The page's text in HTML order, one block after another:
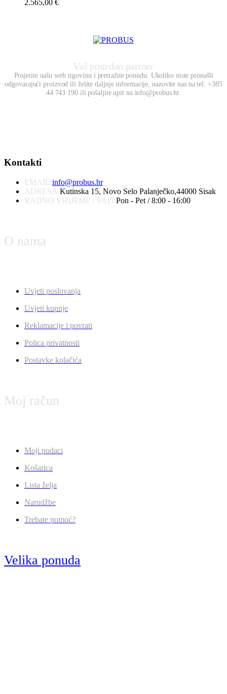
2.565,00 €
Vaš pouzdan partner
Posjetite našu web trgovinu i pretražite ponudu. Ukoliko niste pronašli
odgovarajući proizvod ili želite daljnje informacije, nazovite nas na tel. +385
44 743 190 ili pošaljite upit na info@probus.hr.
Kontakti
EMAIL:info@probus.hr
ADRESA:Kutinska 15, Novo Selo Palanječko,44000 Sisak
RADNO VRIJEME / SATI:Pon - Pet / 8:00 - 16:00
O nama
Uvjeti poslovanja
Uvjeti kupnje
Reklamacije i povrati
Polica privatnosti
Postavke kolačića
Moj račun
Moji podaci
Košarica
Lista želja
Narudžbe
Trebate pomoć?
Velika ponuda